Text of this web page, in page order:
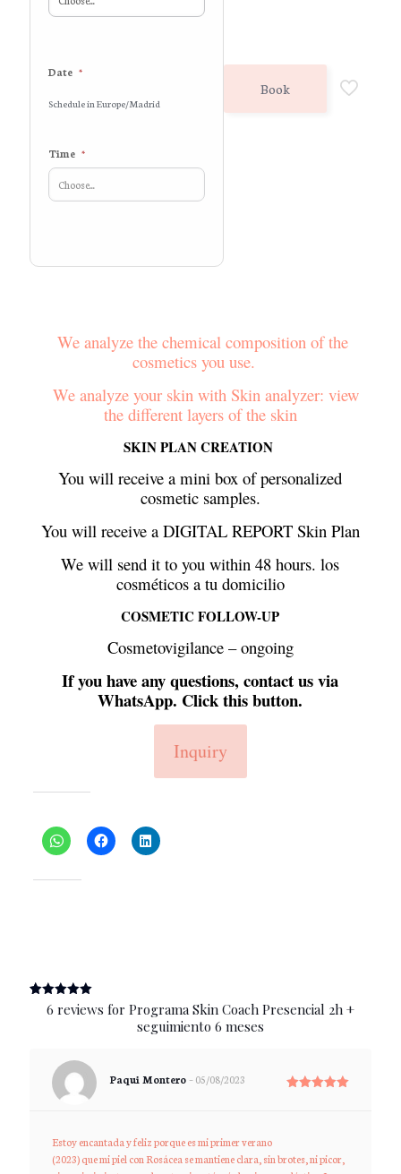
Date *
Schedule in Europe/Madrid
Time *
Book
We analyze the chemical composition of the
cosmetics you use.
We analyze your skin with Skin analyzer: view
the different layers of the skin
SKIN PLAN CREATION
You will receive a mini box of personalized
cosmetic samples.
You will receive a DIGITAL REPORT Skin Plan
We will send it to you within 48 hours.los
cosméticos a tu domicilio
COSMETIC FOLLOW-UP
Cosmetovigilance – ongoing
If you have any questions, contact us via
WhatsApp. Click this button.
Inquiry
Rated5.00
out of 5
6 reviews for Programa Skin Coach Presencial 2h +
seguimiento 6 meses
Paqui Montero–05/08/2023
Estoy encantada y feliz porque es mi primer verano
(2023) que mi piel con Rosácea se mantiene clara, sin brotes, ni picor,